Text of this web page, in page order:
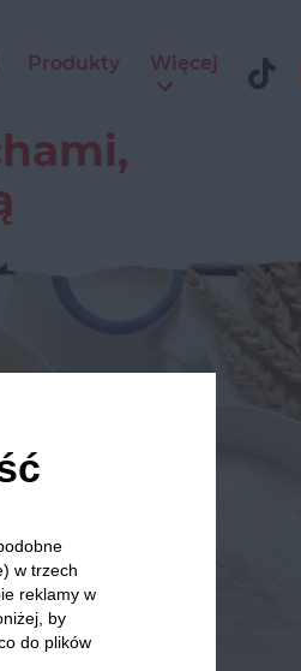
Produkty Więcej
w trzech
reklamy w
by
do plików